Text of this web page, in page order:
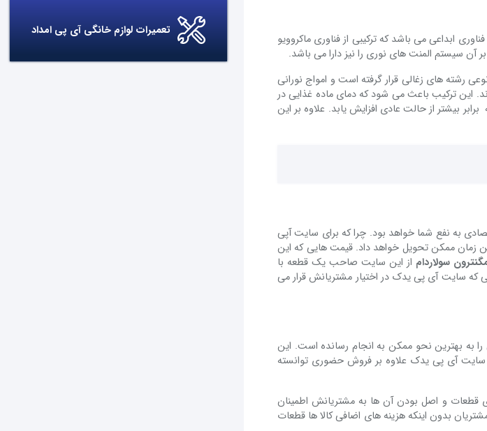
ابداعی می باشد که ترکیبی از فناوری ماکروویو
آن سیستم المنت های نوری را نیز دارا می باشد.
رشته های زغالی قرار گرفته است و امواج نورانی
این ترکیب باعث می شود که دمای ماده غذایی در
برابر بیشتر از حالت عادی افزایش یابد. علاوه بر این
به نفع شما خواهد بود. چرا که برای سایت آپی
زمان ممکن تحویل خواهد داد. قیمت هایی که این
سولاردام از این سایت صاحب یک قطعه با
که سایت آی پی یدک در اختیار مشتریانش قرار می
بهترین نحو ممکن به انجام رسانده است. این
آی پی یدک علاوه بر فروش حضوری توانسته
قطعات و اصل بودن آن ها به مشتریانش اطمینان
بدون اینکه هزینه های اضافی کالا ها قطعات
تعمیرات لوازم خانگی آی پی امداد